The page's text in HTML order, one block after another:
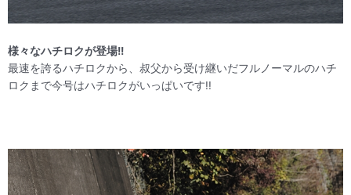
様々なハチロクが登場!!
最速を誇るハチロクから、叔父から受け継いだフルノーマルのハチ
ロクまで今号はハチロクがいっぱいです!!